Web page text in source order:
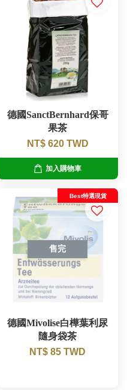
德國SanctBernhard保哥
果茶
NT$ 620 TWD
加入購物車
售完
Best特選現貨
德國Mivolise白樺葉利尿
隨身袋茶
NT$ 85 TWD